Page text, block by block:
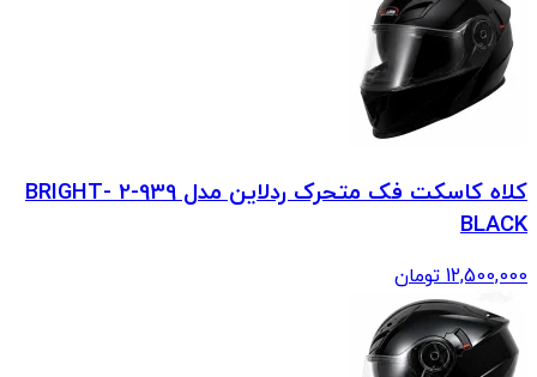
کلاه کاسکت فک متحرک ردلاین مدل 939-2 BRIGHT-
BLACK
12,500,000 تومان